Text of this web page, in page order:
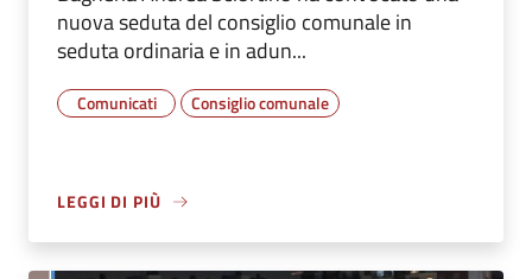
nuova seduta del consiglio comunale in
seduta ordinaria e in adun...
Comunicati Consiglio comunale
LEGGI DI PIÙ